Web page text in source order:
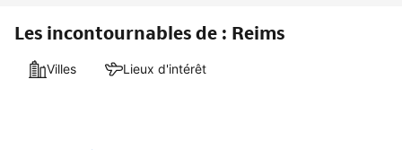
Les incontournables de : Reims
Villes Lieux d'intérêt